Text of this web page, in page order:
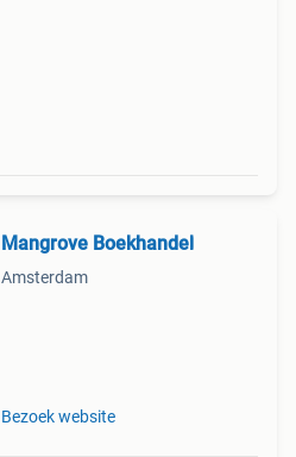
Mangrove Boekhandel
Amsterdam
Bezoek website